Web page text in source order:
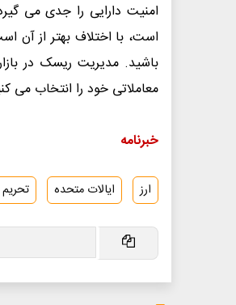
امنیت دارایی را جدی می
باشید. مدیریت ریسک در
معاملاتی خود را انتخاب می
خبرنامه
ارز ایالات متحده